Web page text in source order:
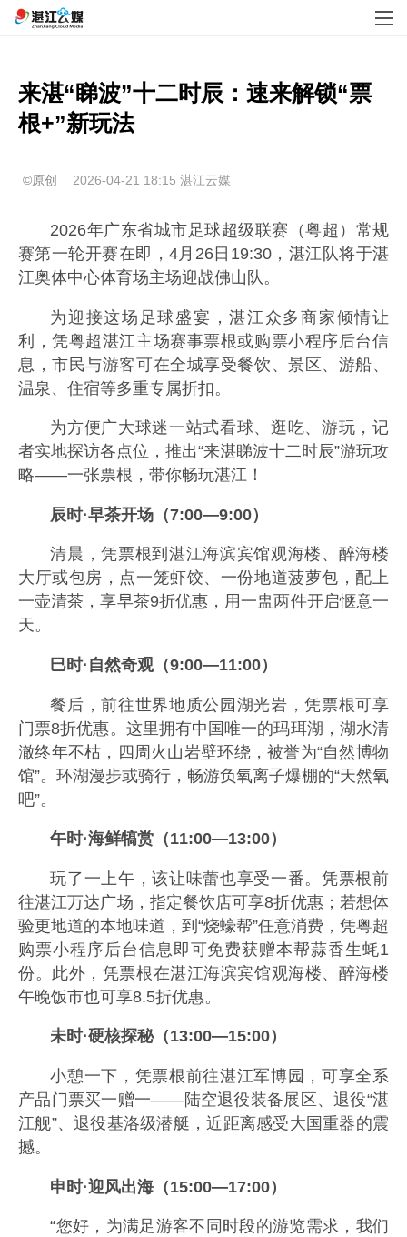
来湛“睇波”十二时辰：速来解锁“票
根+”新玩法
©原创 2026-04-21 18:15 湛江云媒
2026年广东省城市足球超级联赛（粤超）常规
赛第一轮开赛在即，4月26日19:30，湛江队将于湛
江奥体中心体育场主场迎战佛山队。
为迎接这场足球盛宴，湛江众多商家倾情让
利，凭粤超湛江主场赛事票根或购票小程序后台信
息，市民与游客可在全城享受餐饮、景区、游船、
温泉、住宿等多重专属折扣。
为方便广大球迷一站式看球、逛吃、游玩，记
者实地探访各点位，推出“来湛睇波十二时辰”游玩攻
略——一张票根，带你畅玩湛江！
辰时·早茶开场（7:00—9:00）
清晨，凭票根到湛江海滨宾馆观海楼、醉海楼
大厅或包房，点一笼虾饺、一份地道菠萝包，配上
一壶清茶，享早茶9折优惠，用一盅两件开启惬意一
天。
巳时·自然奇观（9:00—11:00）
餐后，前往世界地质公园湖光岩，凭票根可享
门票8折优惠。这里拥有中国唯一的玛珥湖，湖水清
澈终年不枯，四周火山岩壁环绕，被誉为“自然博物
馆”。环湖漫步或骑行，畅游负氧离子爆棚的“天然氧
吧”。
午时·海鲜犒赏（11:00—13:00）
玩了一上午，该让味蕾也享受一番。凭票根前
往湛江万达广场，指定餐饮店可享8折优惠；若想体
验更地道的本地味道，到“烧蠔帮”任意消费，凭粤超
购票小程序后台信息即可免费获赠本帮蒜香生蚝1
份。此外，凭票根在湛江海滨宾馆观海楼、醉海楼
午晚饭市也可享8.5折优惠。
未时·硬核探秘（13:00—15:00）
小憩一下，凭票根前往湛江军博园，可享全系
产品门票买一赠一——陆空退役装备展区、退役“湛
江舰”、退役基洛级潜艇，近距离感受大国重器的震
撼。
申时·迎风出海（15:00—17:00）
“您好，为满足游客不同时段的游览需求，我们